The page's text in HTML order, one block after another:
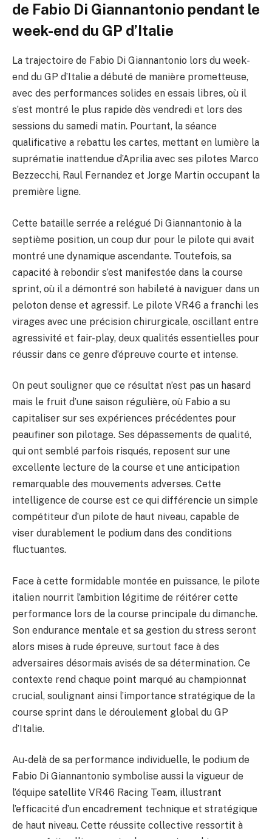
de Fabio Di Giannantonio pendant le
week-end du GP d’Italie
La trajectoire de Fabio Di Giannantonio lors du week-
end du GP d’Italie a débuté de manière prometteuse,
avec des performances solides en essais libres, où il
s’est montré le plus rapide dès vendredi et lors des
sessions du samedi matin. Pourtant, la séance
qualificative a rebattu les cartes, mettant en lumière la
suprématie inattendue d’Aprilia avec ses pilotes Marco
Bezzecchi, Raul Fernandez et Jorge Martin occupant la
première ligne.
Cette bataille serrée a relégué Di Giannantonio à la
septième position, un coup dur pour le pilote qui avait
montré une dynamique ascendante. Toutefois, sa
capacité à rebondir s’est manifestée dans la course
sprint, où il a démontré son habileté à naviguer dans un
peloton dense et agressif. Le pilote VR46 a franchi les
virages avec une précision chirurgicale, oscillant entre
agressivité et fair-play, deux qualités essentielles pour
réussir dans ce genre d’épreuve courte et intense.
On peut souligner que ce résultat n’est pas un hasard
mais le fruit d’une saison régulière, où Fabio a su
capitaliser sur ses expériences précédentes pour
peaufiner son pilotage. Ses dépassements de qualité,
qui ont semblé parfois risqués, reposent sur une
excellente lecture de la course et une anticipation
remarquable des mouvements adverses. Cette
intelligence de course est ce qui différencie un simple
compétiteur d’un pilote de haut niveau, capable de
viser durablement le podium dans des conditions
fluctuantes.
Face à cette formidable montée en puissance, le pilote
italien nourrit l’ambition légitime de réitérer cette
performance lors de la course principale du dimanche.
Son endurance mentale et sa gestion du stress seront
alors mises à rude épreuve, surtout face à des
adversaires désormais avisés de sa détermination. Ce
contexte rend chaque point marqué au championnat
crucial, soulignant ainsi l’importance stratégique de la
course sprint dans le déroulement global du GP
d’Italie.
Au-delà de sa performance individuelle, le podium de
Fabio Di Giannantonio symbolise aussi la vigueur de
l’équipe satellite VR46 Racing Team, illustrant
l’efficacité d’un encadrement technique et stratégique
de haut niveau. Cette réussite collective ressortit à